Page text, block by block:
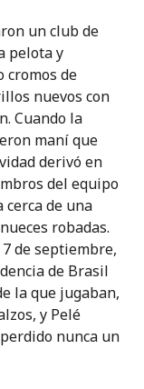
un club de
pelota y
cromos de
nuevos con
Cuando la
maní que
derivó en
del equipo
de una
robadas.
de septiembre,
de Brasil
la que jugaban,
y Pelé
nunca un